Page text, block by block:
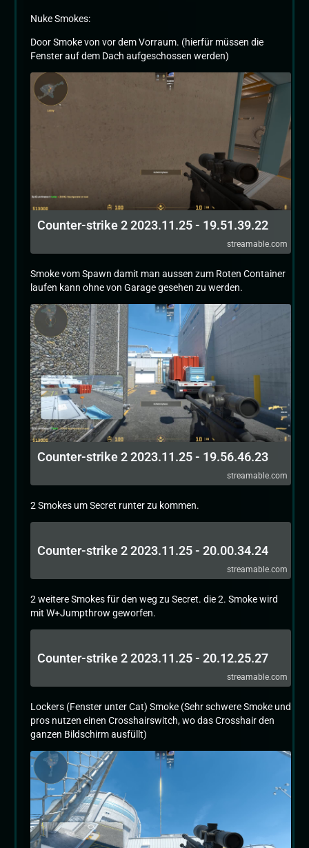
Nuke Smokes:
Door Smoke von vor dem Vorraum. (hierfür müssen die
Fenster auf dem Dach aufgeschossen werden)
Counter-strike 2 2023.11.25 - 19.51.39.22
streamable.com
Smoke vom Spawn damit man aussen zum Roten Container
laufen kann ohne von Garage gesehen zu werden.
Counter-strike 2 2023.11.25 - 19.56.46.23
streamable.com
2 Smokes um Secret runter zu kommen.
Counter-strike 2 2023.11.25 - 20.00.34.24
streamable.com
2 weitere Smokes für den weg zu Secret. die 2. Smoke wird
mit W+Jumpthrow geworfen.
Counter-strike 2 2023.11.25 - 20.12.25.27
streamable.com
Lockers (Fenster unter Cat) Smoke (Sehr schwere Smoke und
pros nutzen einen Crosshairswitch, wo das Crosshair den
ganzen Bildschirm ausfüllt)